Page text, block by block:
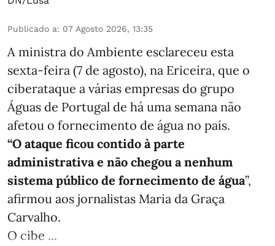
Publicado a: 07 Agosto 2026, 13:35
A ministra do Ambiente esclareceu esta
sexta-feira (7 de agosto), na Ericeira, que o
ciberataque a várias empresas do grupo
Águas de Portugal de há uma semana não
afetou o fornecimento de água no país.
“O ataque ficou contido à parte
administrativa e não chegou a nenhum
sistema público de fornecimento de água”,
afirmou aos jornalistas Maria da Graça
Carvalho.
O cibe ...